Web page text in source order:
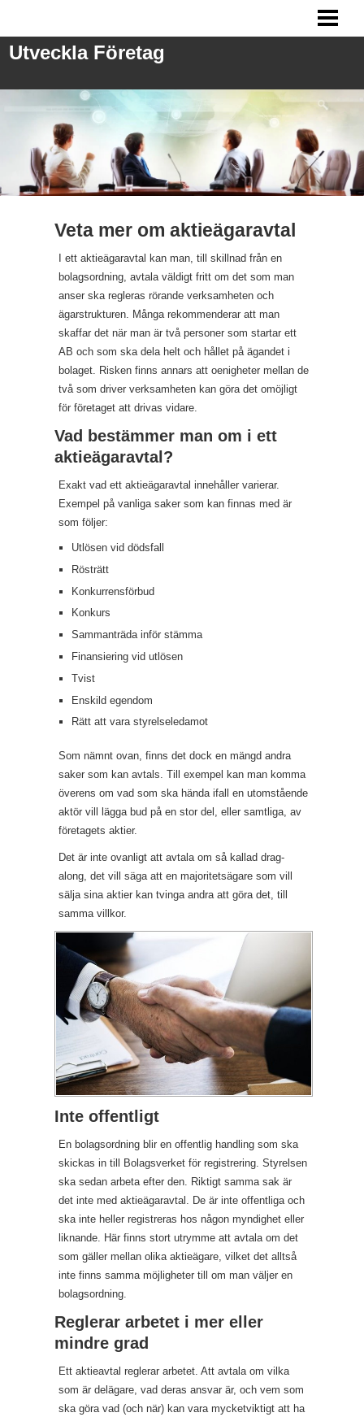
ANSTÄLLA PERSONAL
MARKNADSFÖRING
BLOGG
Utveckla Företag
Veta mer om aktieägaravtal
I ett aktieägaravtal kan man, till skillnad från en
bolagsordning, avtala väldigt fritt om det som man
anser ska regleras rörande verksamheten och
ägarstrukturen. Många rekommenderar att man
skaffar det när man är två personer som startar ett
AB och som ska dela helt och hållet på ägandet i
bolaget. Risken finns annars att oenigheter mellan de
två som driver verksamheten kan göra det omöjligt
för företaget att drivas vidare.
Vad bestämmer man om i ett
aktieägaravtal?
Exakt vad ett aktieägaravtal innehåller varierar.
Exempel på vanliga saker som kan finnas med är
som följer:
Utlösen vid dödsfall
Rösträtt
Konkurrensförbud
Konkurs
Sammanträda inför stämma
Finansiering vid utlösen
Tvist
Enskild egendom
Rätt att vara styrelseledamot
Som nämnt ovan, finns det dock en mängd andra
saker som kan avtals. Till exempel kan man komma
överens om vad som ska hända ifall en utomstående
aktör vill lägga bud på en stor del, eller samtliga, av
företagets aktier.
Det är inte ovanligt att avtala om så kallad drag-
along, det vill säga att en majoritetsägare som vill
sälja sina aktier kan tvinga andra att göra det, till
samma villkor.
Inte offentligt
En bolagsordning blir en offentlig handling som ska
skickas in till Bolagsverket för registrering. Styrelsen
ska sedan arbeta efter den. Riktigt samma sak är
det inte med aktieägaravtal. De är inte offentliga och
ska inte heller registreras hos någon myndighet eller
liknande. Här finns stort utrymme att avtala om det
som gäller mellan olika aktieägare, vilket det alltså
inte finns samma möjligheter till om man väljer en
bolagsordning.
Reglerar arbetet i mer eller
mindre grad
Ett aktieavtal reglerar arbetet. Att avtala om vilka
som är delägare, vad deras ansvar är, och vem som
ska göra vad (och när) kan vara mycketviktigt att ha